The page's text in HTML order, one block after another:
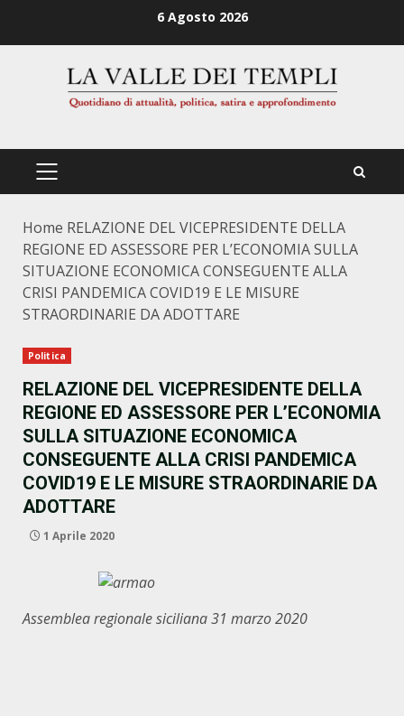
6 Agosto 2026
PRIMÄRES
Home RELAZIONE DEL VICEPRESIDENTE DELLA
REGIONE ED ASSESSORE PER L’ECONOMIA SULLA
SITUAZIONE ECONOMICA CONSEGUENTE ALLA
CRISI PANDEMICA COVID19 E LE MISURE
STRAORDINARIE DA ADOTTARE
Politica
RELAZIONE DEL VICEPRESIDENTE DELLA
REGIONE ED ASSESSORE PER L’ECONOMIA
SULLA SITUAZIONE ECONOMICA
CONSEGUENTE ALLA CRISI PANDEMICA
COVID19 E LE MISURE STRAORDINARIE DA
ADOTTARE
1 Aprile 2020
Assemblea regionale siciliana 31 marzo 2020